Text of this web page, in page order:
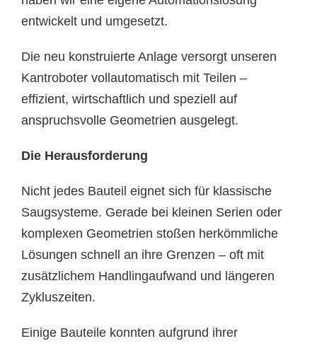
entwickelt und umgesetzt.
Die neu konstruierte Anlage versorgt unseren
Kantroboter vollautomatisch mit Teilen –
effizient, wirtschaftlich und speziell auf
anspruchsvolle Geometrien ausgelegt.
Die Herausforderung
Nicht jedes Bauteil eignet sich für klassische
Saugsysteme. Gerade bei kleinen Serien oder
komplexen Geometrien stoßen herkömmliche
Lösungen schnell an ihre Grenzen – oft mit
zusätzlichem Handlingaufwand und längeren
Zykluszeiten.
Einige Bauteile konnten aufgrund ihrer